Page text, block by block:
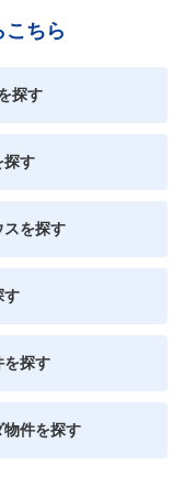
こちら
探す
探す
スを探す
す
を探す
物件を探す